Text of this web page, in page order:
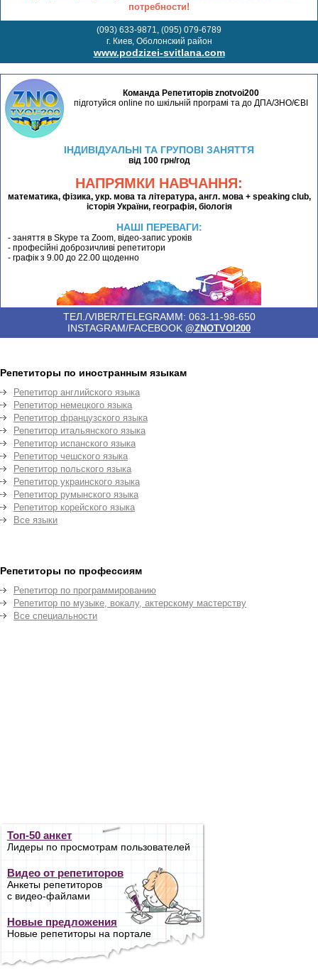
потребности!
(093) 633-9871, (095) 079-6789
г. Киев, Оболонский район
www.podzizei-svitlana.com
Команда Репетиторів znotvoi200
підготуйся online по шкільній програмі та до ДПА/ЗНО/ЄВІ
ІНДИВІДУАЛЬНІ ТА ГРУПОВІ ЗАНЯТТЯ
від 100 грн/год
НАПРЯМКИ НАВЧАННЯ:
математика, фізика, укр. мова та література, англ. мова + speaking club,
історія України, географія, біологія
НАШІ ПЕРЕВАГИ:
- заняття в Skype та Zoom, відео-запис уроків
- професійні доброзичливі репетитори
- графік з 9.00 до 22.00 щоденно
ТЕЛ./VIBER/TELEGRAMM: 063-11-98-650
INSTAGRAM/FACEBOOK @ZNOTVOI200
Репетиторы по иностранным языкам
Репетитор английского языка
Репетитор немецкого языка
Репетитор французского языка
Репетитор итальянского языка
Репетитор испанского языка
Репетитор чешского языка
Репетитор польского языка
Репетитор украинского языка
Репетитор румынского языка
Репетитор корейского языка
Все языки
Репетиторы по профессиям
Репетитор по программированию
Репетитор по музыке, вокалу, актерскому мастерству
Все специальности
Топ-50 анкет
Лидеры по просмотрам пользователей
Видео от репетиторов
Анкеты репетиторов
с видео-файлами
Новые предложения
Новые репетиторы на портале